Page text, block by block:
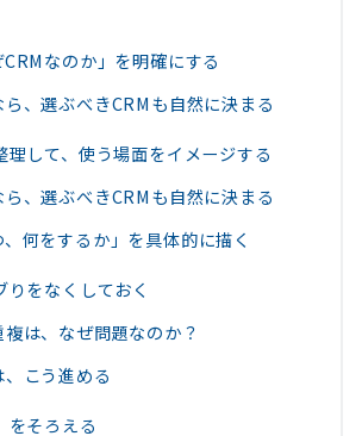
なのか」を明確にする
ら、選ぶべきCRMも自然に決まる
理して、使う場面をイメージする
ら、選ぶべきCRMも自然に決まる
、何をするか」を具体的に描く
をなくしておく
は、なぜ問題なのか？
こう進める
をそろえる